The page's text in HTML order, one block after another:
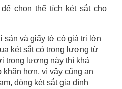
chọn thể tích két sắt cho
sản và giấy tờ có giá trị lớn
két sắt có trọng lượng từ
trọng lượng này thì khả
khăn hơn, vì vậy cũng an
dòng két sắt gia đình